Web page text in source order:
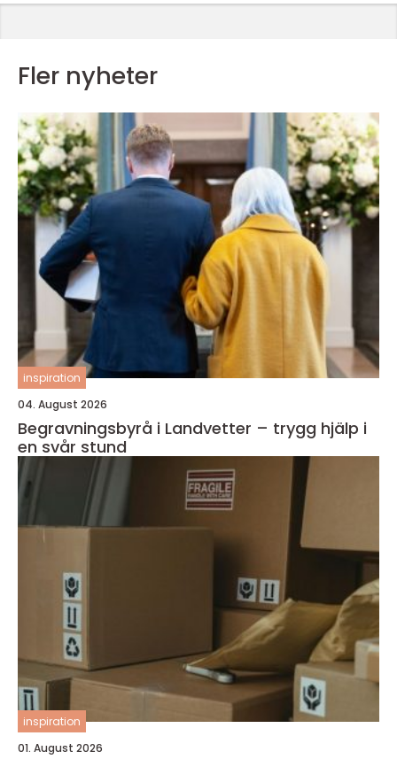
Fler nyheter
inspiration
04. August 2026
Begravningsbyrå i Landvetter – trygg hjälp i
en svår stund
inspiration
01. August 2026